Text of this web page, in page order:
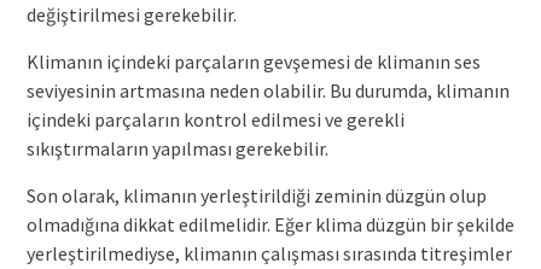
değiştirilmesi gerekebilir.
Klimanın içindeki parçaların gevşemesi de klimanın ses
seviyesinin artmasına neden olabilir. Bu durumda, klimanın
içindeki parçaların kontrol edilmesi ve gerekli
sıkıştırmaların yapılması gerekebilir.
Son olarak, klimanın yerleştirildiği zeminin düzgün olup
olmadığına dikkat edilmelidir. Eğer klima düzgün bir şekilde
yerleştirilmediyse, klimanın çalışması sırasında titreşimler